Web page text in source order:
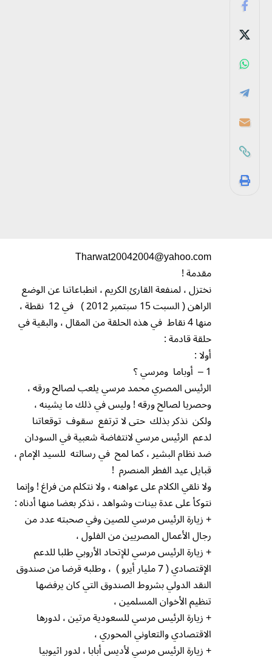
Tharwat20042004@yahoo.com
مقدمة !
نختزل ، لمنفعة القارئ الكريم ، انطباعاتنا عن الوضع
الراهن ( السبت 15 سبتمبر 2012 ) في 12 نقطة ،
منها 4 نقاط في هذه الحلقة من المقال ، والبقية في
حلقة قادمة :
أولا :
1 – أوباما ومرسي ؟
الرئيس المصري محمد مرسي يلعب لصالح ورقه ،
وحصريا لصالح ورقه ! وليس في ذلك ما يشينه ،
ولكن نذكر بذلك حتى لا ترتفع سقوف توقعاتنا
لدعم الرئيس مرسي لانتفاضة شعبية في السودان
ضد نظام البشير ، كما لمح في رسالته للسيد الإمام ،
قبايل عيد الفطر المنصرم !
ولا نلقي الكلام على عواهنه ، ولا نتكلم من فراغ ! وإنما
نتوكأ على عدة بينات وشواهد ، نذكر بعضا منها أدناه :
+ زيارة الرئيس مرسي للصين وفي صحبته عدد من
رجال الأعمال المصريين من الفلول ،
+ زيارة الرئيس مرسي للإتحاد الأروبي طلبا للدعم
الإقتصادي ( 7 مليار أيرو ) ، وطلبه قرضا من صندوق
النقد الدولي بشروط الصندوق التي كان يرفضها
تنظيم الأخوان المسلمين ،
+ زيارة الرئيس مرسي للسعودية مرتين ، لدورها
الاقتصادي والتعاوني المحوري ،
+ زيارة الرئيس مرسي لأديس أبابا ، لدور اثيوبيا